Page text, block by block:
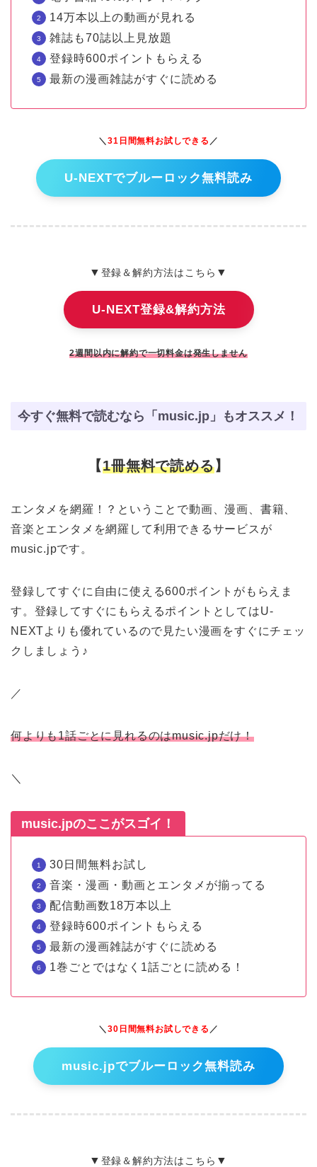
14万本以上の動画が見れる
雑誌も70誌以上見放題
登録時600ポイントもらえる
最新の漫画雑誌がすぐに読める
＼31日間無料お試しできる ／
U-NEXTでブルーロック無料読み
▼ 登録＆解約方法はこちら ▼
U-NEXT登録&解約方法
2週間以内に解約で一切料金は発生しません
今すぐ無料で読むなら「music.jp」もオススメ！
【1冊無料で読める】
エンタメを網羅！？ということで動画、漫画、書籍、
音楽とエンタメを網羅して利用できるサービスが
music.jpです。
登録してすぐに自由に使える600ポイントがもらえま
す。登録してすぐにもらえるポイントとしてはU-
NEXTよりも優れているので見たい漫画をすぐにチェッ
クしましょう♪
／
何よりも1話ごとに見れるのはmusic.jpだけ！
＼
music.jpのここがスゴイ！
30日間無料お試し
音楽・漫画・動画とエンタメが揃ってる
配信動画数18万本以上
登録時600ポイントもらえる
最新の漫画雑誌がすぐに読める
1巻ごとではなく1話ごとに読める！
＼30日間無料お試しできる ／
music.jpでブルーロック無料読み
▼ 登録＆解約方法はこちら ▼